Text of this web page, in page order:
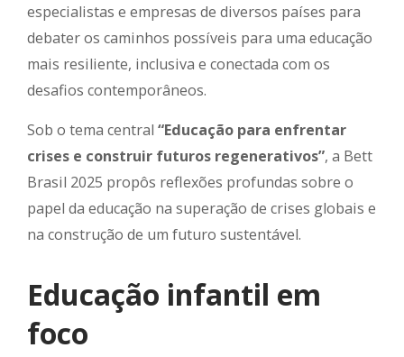
especialistas e empresas de diversos países para
debater os caminhos possíveis para uma educação
mais resiliente, inclusiva e conectada com os
desafios contemporâneos.
Sob o tema central “Educação para enfrentar
crises e construir futuros regenerativos”, a Bett
Brasil 2025 propôs reflexões profundas sobre o
papel da educação na superação de crises globais e
na construção de um futuro sustentável.
Educação infantil em
foco